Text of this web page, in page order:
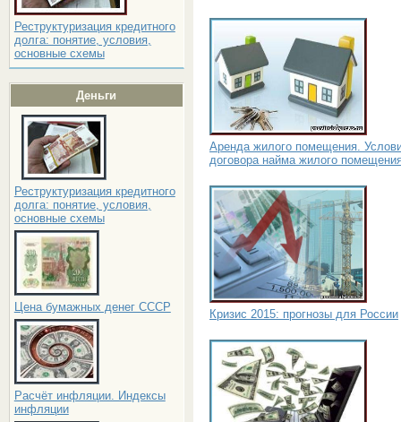
Реструктуризация кредитного
долга: понятие, условия,
основные схемы
Деньги
Реструктуризация кредитного
долга: понятие, условия,
основные схемы
Цена бумажных денег СССР
Расчёт инфляции. Индексы
инфляции
Аренда жилого помещения.
договора найма жилого
Кризис 2015: прогнозы для России